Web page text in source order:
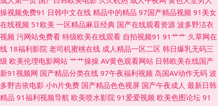
福利视频导航 日本女优婷婷 日韩深夜视频 午夜福利尤物 影音资源欧美性爱
91国产嫩草 97干网站 AV中亚aV 国产精品无毛自慰 四虎成人伦理 影音先锋
人妻 91黄页字幕网 AV在线资源站 国产密臀久久 精品一二区电影 女人的天
堂网 欧洲性爱av 四虎色综合 91超碰操逼18 91探花超碰 AV韩国网址 成人黄
操视频免费91 日韩中文在线 精品中的精品 97国产精品视频 91美女
在线视频 51欧美 一区精品麻豆经典 国产在线观看资源 波多野洁衣
视频 污网站免费看 特级欧美在线观看 自拍视频91 91艹艹 久草网在
线 18福利影院 老司机蜜桃在线 成人精品一区二区 韩日爆乳无码三
级 欧美伦理电影网站 艹艹操操 AV黄色观看网站 日韩欧美在线国产
新91视频网 国产精品分类在线 97午夜福利视频 岛国AV动作无码 波
多野吉依电影 小h片免费 国产精品色色视屏 国产午夜成人 最新日韩
精品 91福利视频导航 欧美喷水影院 91爱爱视频 欧美色图论坛 91